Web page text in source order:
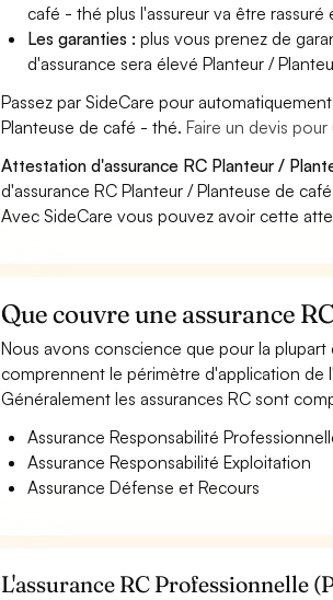
café - thé plus l'assureur va être
Les garanties :plus vous prenez de
d'assurance sera élevé Planteur /
Passez par SideCare pour
Planteuse de café - thé.Faire un devis
Attestation d'assurance RC Planteur /
d'assurance RC Planteur / Planteuse de
Avec SideCare vous pouvez avoir cette
Que couvre une assurance
Nous avons conscience que pour la
comprennent le périmètre d'application de
Généralement les assurances RC sont
Assurance Responsabilité
Assurance Responsabilité Exploitation
Assurance Défense et Recours
L'assurance RC Professionnelle